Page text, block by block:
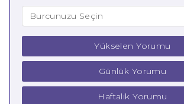
Yükselen Yorumu
Günlük Yorumu
Haftalık Yorumu